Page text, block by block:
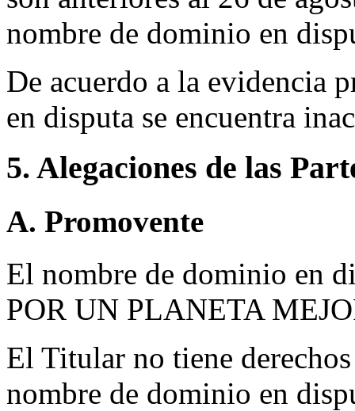
nombre de dominio en
De acuerdo a la evidencia
en disputa se encuentra
5. Alegaciones de las
A. Promovente
El nombre de dominio en
POR UN PLANETA
El Titular no tiene
nombre de dominio en